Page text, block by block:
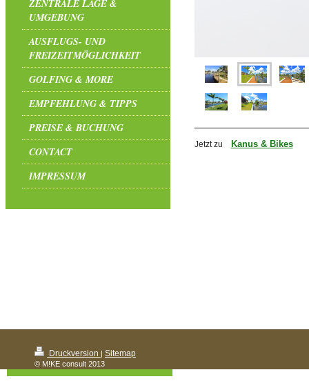
ZENTRALE LAGE &
UMGEBUNG
AUSFLUGS- UND
FREIZEITMÖGLICHKEIT
GOLFING & MORE
EMPFEHLUNG & TIPPS
PREISE & BUCHUNG
CONTACT
IMPRESSUM
Jetzt zu Kanus & Bikes
Druckversion | Sitemap
© M!KE consult 2013